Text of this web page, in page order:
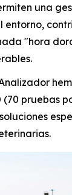
una
entorno,
"hora
pruebas